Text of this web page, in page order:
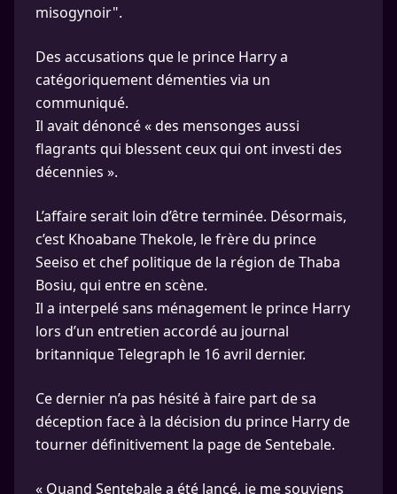
misogynoir".
Des accusations que le prince Harry a
catégoriquement démenties via un
communiqué.
Il avait dénoncé « des mensonges aussi
flagrants qui blessent ceux qui ont investi des
décennies ».
L’affaire serait loin d’être terminée. Désormais,
c’est Khoabane Thekole, le frère du prince
Seeiso et chef politique de la région de Thaba
Bosiu, qui entre en scène.
Il a interpelé sans ménagement le prince Harry
lors d’un entretien accordé au journal
britannique Telegraph le 16 avril dernier.
Ce dernier n’a pas hésité à faire part de sa
déception face à la décision du prince Harry de
tourner définitivement la page de Sentebale.
« Quand Sentebale a été lancé, je me souviens